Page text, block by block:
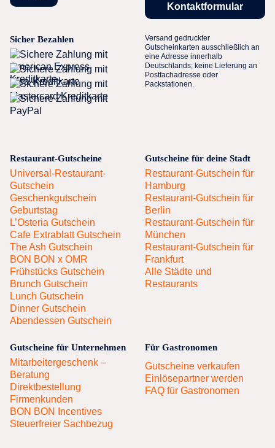
Kontaktformular
Sicher Bezahlen
Versand gedruckter
Gutscheinkarten ausschließlich an
eine Adresse innerhalb
Deutschlands; keine Lieferung an
Postfachadresse oder
Packstationen.
Restaurant-Gutscheine
Universal-Restaurant-
Gutschein
Geschenkgutschein
Geburtstag
L’Osteria Gutschein
Cafe Extrablatt Gutschein
The Ash Gutschein
BON BON x OMR
Frühstücks Gutschein
Brunch Gutschein
Lunch Gutschein
Dinner Gutschein
Abendessen Gutschein
Gutscheine für deine Stadt
Restaurant-Gutschein für
Hamburg
Restaurant-Gutschein für
Berlin
Restaurant-Gutschein für
München
Restaurant-Gutschein für
Frankfurt
Alle Städte und
Restaurants
Gutscheine für Unternehmen
Mitarbeitergeschenk –
Beratung
Direktbestellung
Firmenkunden
BON BON Incentives
Steuerfreier Sachbezug
Für Gastronomen
Gutscheine verkaufen
Einlösepartner werden
FAQ für Gastronomen